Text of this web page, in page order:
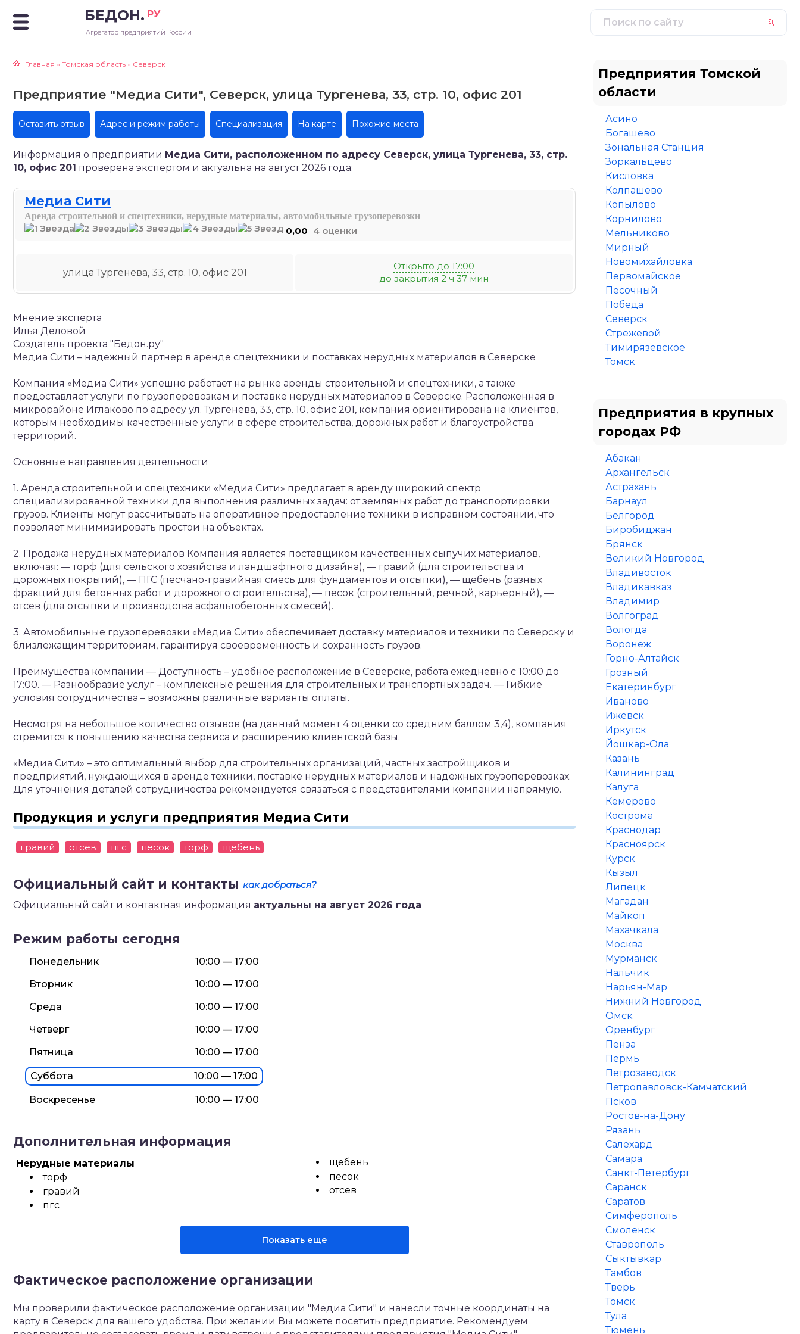
БЕДОН. РУ
Агрегатор предприятий России
Главная » Томская область » Северск
Предприятие "Медиа Сити", Северск, улица Тургенева, 33, стр. 10, офис 201
Оставить отзыв Адрес и режим работы Специализация На карте Похожие места
Информация о предприятии Медиа Сити, расположенном по адресу Северск, улица Тургенева, 33, стр.
10, офис 201 проверена экспертом и актуальна на август 2026 года:
Медиа Сити
Аренда строительной и спецтехники, нерудные материалы, автомобильные грузоперевозки
0,00 4 оценки
улица Тургенева, 33, стр. 10, офис 201
Открыто до 17:00
до закрытия 2 ч 37 мин
Мнение эксперта
Илья Деловой
Создатель проекта "Бедон.ру"
Медиа Сити – надежный партнер в аренде спецтехники и поставках нерудных материалов в Северске
Компания «Медиа Сити» успешно работает на рынке аренды строительной и спецтехники, а также
предоставляет услуги по грузоперевозкам и поставке нерудных материалов в Северске. Расположенная в
микрорайоне Иглаково по адресу ул. Тургенева, 33, стр. 10, офис 201, компания ориентирована на клиентов,
которым необходимы качественные услуги в сфере строительства, дорожных работ и благоустройства
территорий.
Основные направления деятельности
1. Аренда строительной и спецтехники «Медиа Сити» предлагает в аренду широкий спектр
специализированной техники для выполнения различных задач: от земляных работ до транспортировки
грузов. Клиенты могут рассчитывать на оперативное предоставление техники в исправном состоянии, что
позволяет минимизировать простои на объектах.
2. Продажа нерудных материалов Компания является поставщиком качественных сыпучих материалов,
включая: — торф (для сельского хозяйства и ландшафтного дизайна), — гравий (для строительства и
дорожных покрытий), — ПГС (песчано-гравийная смесь для фундаментов и отсыпки), — щебень (разных
фракций для бетонных работ и дорожного строительства), — песок (строительный, речной, карьерный), —
отсев (для отсыпки и производства асфальтобетонных смесей).
3. Автомобильные грузоперевозки «Медиа Сити» обеспечивает доставку материалов и техники по Северску и
близлежащим территориям, гарантируя своевременность и сохранность грузов.
Преимущества компании — Доступность – удобное расположение в Северске, работа ежедневно с 10:00 до
17:00. — Разнообразие услуг – комплексные решения для строительных и транспортных задач. — Гибкие
условия сотрудничества – возможны различные варианты оплаты.
Несмотря на небольшое количество отзывов (на данный момент 4 оценки со средним баллом 3,4), компания
стремится к повышению качества сервиса и расширению клиентской базы.
«Медиа Сити» – это оптимальный выбор для строительных организаций, частных застройщиков и
предприятий, нуждающихся в аренде техники, поставке нерудных материалов и надежных грузоперевозках.
Для уточнения деталей сотрудничества рекомендуется связаться с представителями компании напрямую.
Продукция и услуги предприятия Медиа Сити
гравий отсев пгс песок торф щебень
Официальный сайт и контакты как добраться?
Официальный сайт и контактная информация актуальны на август 2026 года
Режим работы сегодня
Понедельник
10:00 — 17:00
Вторник
10:00 — 17:00
Среда
10:00 — 17:00
Четверг
10:00 — 17:00
Пятница
10:00 — 17:00
Суббота 10:00 — 17:00
Воскресенье 10:00 — 17:00
Дополнительная информация
Нерудные материалы
торф
гравий
пгс
щебень
песок
отсев
Показать еще
Фактическое расположение организации
Мы проверили фактическое расположение организации "Медиа Сити" и нанесли точные координаты на
карту в Северск для вашего удобства. При желании Вы можете посетить предприятие. Рекомендуем
Предприятия Томской
области
Асино
Богашево
Зональная Станция
Зоркальцево
Кисловка
Колпашево
Копылово
Корнилово
Мельниково
Мирный
Новомихайловка
Первомайское
Песочный
Победа
Северск
Стрежевой
Тимирязевское
Томск
Предприятия в крупных
городах РФ
Абакан
Архангельск
Астрахань
Барнаул
Белгород
Биробиджан
Брянск
Великий Новгород
Владивосток
Владикавказ
Владимир
Волгоград
Вологда
Воронеж
Горно-Алтайск
Грозный
Екатеринбург
Иваново
Ижевск
Иркутск
Йошкар-Ола
Казань
Калининград
Калуга
Кемерово
Кострома
Краснодар
Красноярск
Курск
Кызыл
Липецк
Магадан
Майкоп
Махачкала
Москва
Мурманск
Нальчик
Нарьян-Мар
Нижний Новгород
Омск
Оренбург
Пенза
Пермь
Петрозаводск
Петропавловск-Камчатский
Псков
Ростов-на-Дону
Рязань
Салехард
Самара
Санкт-Петербург
Саранск
Саратов
Симферополь
Смоленск
Ставрополь
Сыктывкар
Тамбов
Тверь
Томск
Тула
Тюмень